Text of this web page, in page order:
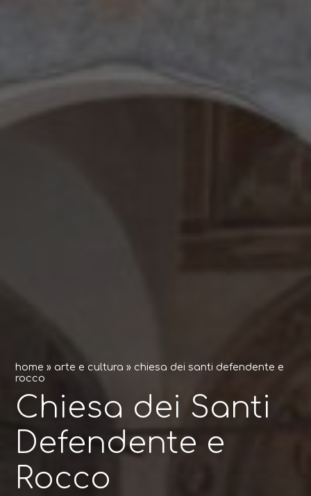
home » arte e cultura » chiesa dei santi defendente e
rocco
Chiesa dei Santi
Defendente e
Rocco